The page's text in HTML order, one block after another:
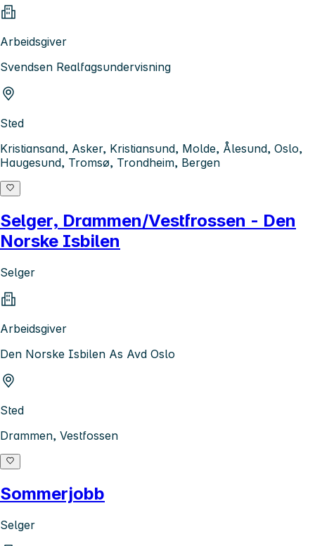
Arbeidsgiver
Svendsen Realfagsundervisning
Sted
Kristiansand, Asker, Kristiansund, Molde, Ålesund, Oslo,
Haugesund, Tromsø, Trondheim, Bergen
Selger, Drammen/Vestfrossen - Den
Norske Isbilen
Selger
Arbeidsgiver
Den Norske Isbilen As Avd Oslo
Sted
Drammen, Vestfossen
Sommerjobb
Selger